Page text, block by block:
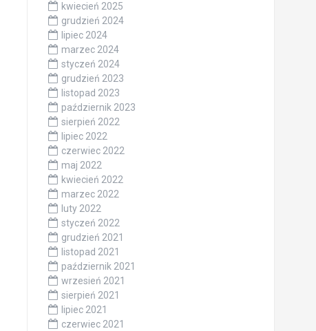
kwiecień 2025
grudzień 2024
lipiec 2024
marzec 2024
styczeń 2024
grudzień 2023
listopad 2023
październik 2023
sierpień 2022
lipiec 2022
czerwiec 2022
maj 2022
kwiecień 2022
marzec 2022
luty 2022
styczeń 2022
grudzień 2021
listopad 2021
październik 2021
wrzesień 2021
sierpień 2021
lipiec 2021
czerwiec 2021